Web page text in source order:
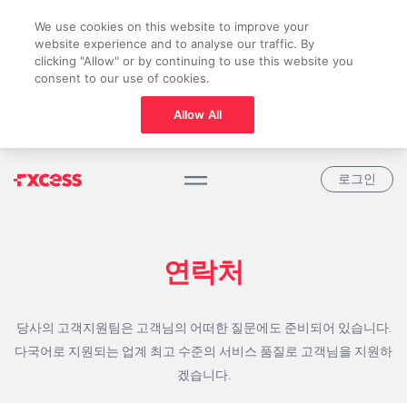
로그인
연락처
당사의 고객지원팀은 고객님의 어떠한 질문에도 준비되어 있습니다.
다국어로 지원되는 업계 최고 수준의 서비스 품질로 고객님을 지원하
겠습니다.
We use cookies on this website to improve your
website experience and to analyse our traffic. By
clicking "Allow" or by continuing to use this website you
consent to our use of cookies.
Allow All